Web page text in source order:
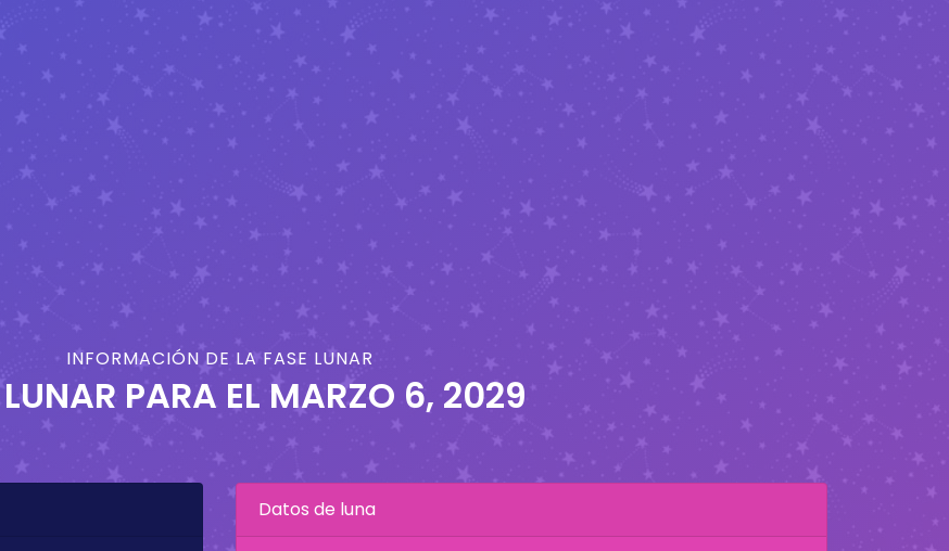
INFORMACIÓN DE LA FASE LUNAR
PARA EL MARZO 6, 2029
Datos de luna